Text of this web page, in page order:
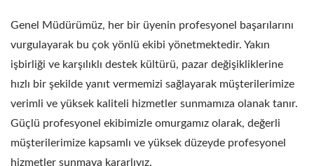
Genel Müdürümüz, her bir üyenin profesyonel başarılarını
vurgulayarak bu çok yönlü ekibi yönetmektedir. Yakın
işbirliği ve karşılıklı destek kültürü, pazar değişikliklerine
hızlı bir şekilde yanıt vermemizi sağlayarak müşterilerimize
verimli ve yüksek kaliteli hizmetler sunmamıza olanak tanır.
Güçlü profesyonel ekibimizle omurgamız olarak, değerli
müşterilerimize kapsamlı ve yüksek düzeyde profesyonel
hizmetler sunmaya kararlıyız.